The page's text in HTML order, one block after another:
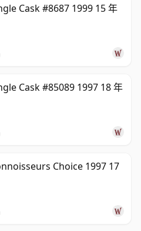
Cask #8687 1999 15 年
Cask #85089 1997 18 年
Choice 1997 17